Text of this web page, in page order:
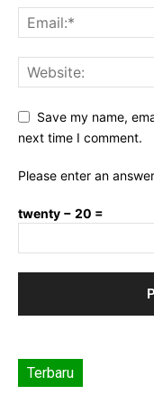
Save my name,
next time I comment.
Please enter an
twenty − 20 =
Terbaru